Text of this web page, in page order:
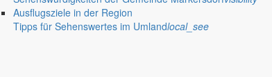
Ausflugsziele in der Region
Tipps für Sehenswertes im Umlandlocal_see
das Engagement in Kirche und Vereinen und gibt einen